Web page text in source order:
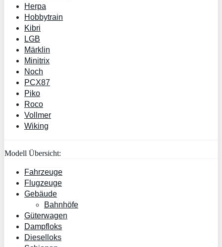
Herpa
Hobbytrain
Kibri
LGB
Märklin
Minitrix
Noch
PCX87
Piko
Roco
Vollmer
Wiking
Modell Übersicht:
Fahrzeuge
Flugzeuge
Gebäude
Bahnhöfe
Güterwagen
Dampfloks
Dieselloks